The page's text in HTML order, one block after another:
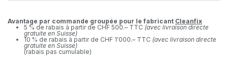
Avantage par commande groupée pour le fabricant Cleanfix
5 % de rabais à partir de CHF 500.– TTC (avec livraison directe
gratuite en Suisse)
10 % de rabais à partir de CHF 1'000.– TTC (avec livraison directe
gratuite en Suisse)
(rabais pas cumulable)